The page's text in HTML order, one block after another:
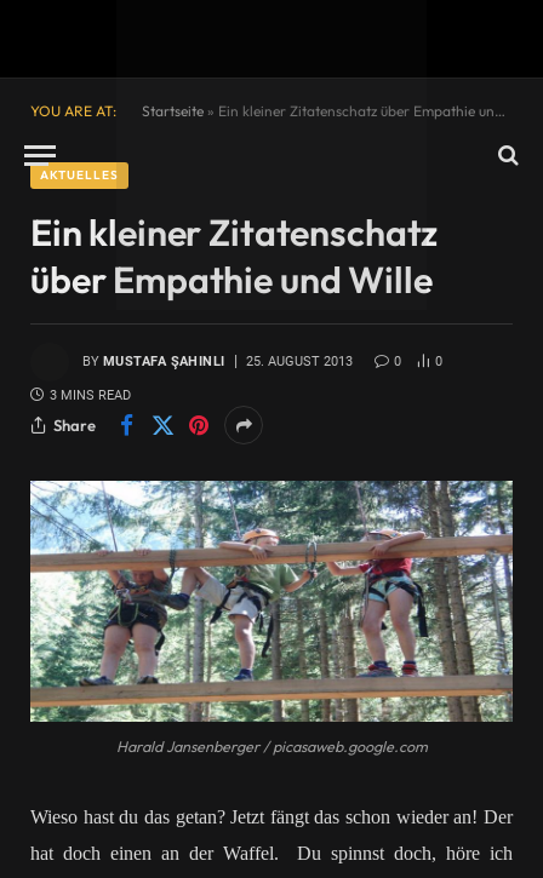
YOU ARE AT: Startseite » Ein kleiner Zitatenschatz über Empathie und Wille
AKTUELLES
Ein kleiner Zitatenschatz
über Empathie und Wille
BY MUSTAFA ŞAHINLI 25. AUGUST 2013 0 0
3 MINS READ
Share
Harald Jansenberger / picasaweb.google.com
Wieso hast du das getan? Jetzt fängt das schon wieder an! Der
hat doch einen an der Waffel. Du spinnst doch, höre ich